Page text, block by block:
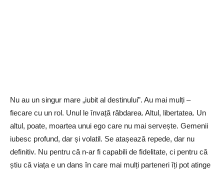
Nu au un singur mare „iubit al destinului”. Au mai mulți –
fiecare cu un rol. Unul le învață răbdarea. Altul, libertatea. Un
altul, poate, moartea unui ego care nu mai servește. Gemenii
iubesc profund, dar și volatil. Se atașează repede, dar nu
definitiv. Nu pentru că n-ar fi capabili de fidelitate, ci pentru că
știu că viața e un dans în care mai mulți parteneri îți pot atinge